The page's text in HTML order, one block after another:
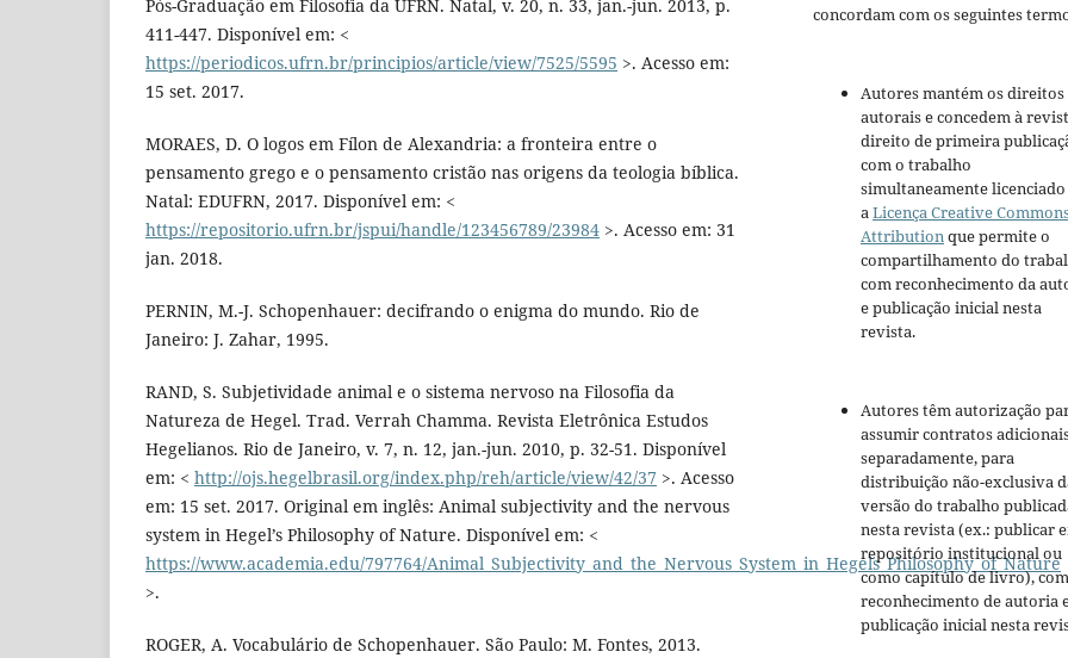
Pós-Graduação em Filosofia da UFRN. Natal, v. 20, n. 33, jan.-jun. 2013, p.
411-447. Disponível em: <
https://periodicos.ufrn.br/principios/article/view/7525/5595 >. Acesso em:
15 set. 2017.
MORAES, D. O logos em Fílon de Alexandria: a fronteira entre o
pensamento grego e o pensamento cristão nas origens da teologia bíblica.
Natal: EDUFRN, 2017. Disponível em: <
https://repositorio.ufrn.br/jspui/handle/123456789/23984 >. Acesso em: 31
jan. 2018.
PERNIN, M.-J. Schopenhauer: decifrando o enigma do mundo. Rio de
Janeiro: J. Zahar, 1995.
RAND, S. Subjetividade animal e o sistema nervoso na Filosofia da
Natureza de Hegel. Trad. Verrah Chamma. Revista Eletrônica Estudos
Hegelianos. Rio de Janeiro, v. 7, n. 12, jan.-jun. 2010, p. 32-51. Disponível
em: < http://ojs.hegelbrasil.org/index.php/reh/article/view/42/37 >. Acesso
em: 15 set. 2017. Original em inglês: Animal subjectivity and the nervous
system in Hegel’s Philosophy of Nature. Disponível em: <
https://www.academia.edu/797764/Animal_Subjectivity_and_the_Nervous_System_in_Hegels_Philosophy_of_Nature
>.
ROGER, A. Vocabulário de Schopenhauer. São Paulo: M. Fontes, 2013.
concordam com os seguintes
Autores mantém os direitos
autorais e concedem à
direito de primeira
com o trabalho
simultaneamente
aLicença Creative
Attributionque permite o
compartilhamento do
com reconhecimento da
e publicação inicial nesta
revista.
Autores têm autorização
assumir contratos
separadamente, para
distribuição não-exclusiva
versão do trabalho
nesta revista (ex.: publicar
repositório institucional ou
como capítulo de livro), com
reconhecimento de autoria
publicação inicial nesta